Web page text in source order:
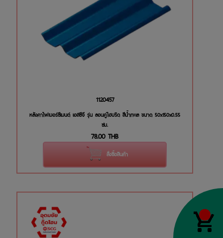
1120457
หลังคาไฟเบอร์ซีเมนต์ เอสซีจี รุ่น ลอนคู่ไฮบริด สีน้ำทะเล ขนาด 50x150x0.55
ซม.
78.00 THB
สั่งซื้อสินค้า